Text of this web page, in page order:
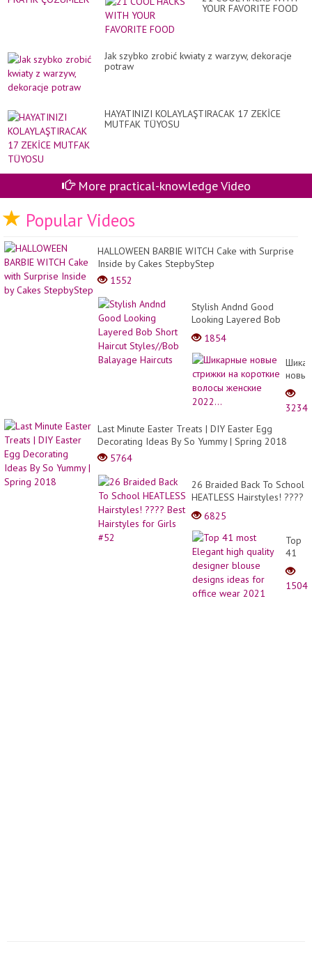
YOUR FAVORITE FOOD
Jak szybko zrobić kwiaty z warzyw, dekoracje
potraw
HAYATINIZI KOLAYLAŞTIRACAK 17 ZEKİCE
MUTFAK TÜYOSU
More practical-knowledge Video
Popular Videos
HALLOWEEN BARBIE WITCH Cake with Surprise
Inside by Cakes StepbyStep
1552
Stylish Andnd Good
Looking Layered Bob
Short Haircut Styles//Bob
Balayage Haircuts
1854
новые
на
3234
Last Minute Easter Treats | DIY Easter Egg
Decorating Ideas By So Yummy | Spring 2018
5764
26 Braided Back To School
HEATLESS Hairstyles! ????
Best Hairstyles for Girls
#526825
Top
41
most
high
1504